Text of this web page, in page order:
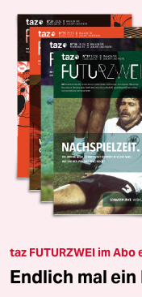
taz FUTURZWEI im Abo
Endlich mal